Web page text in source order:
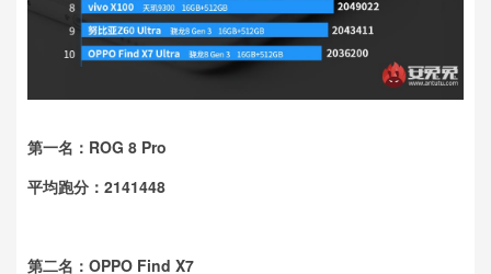
第一名：ROG 8 Pro
平均跑分：2141448
第二名：OPPO Find X7